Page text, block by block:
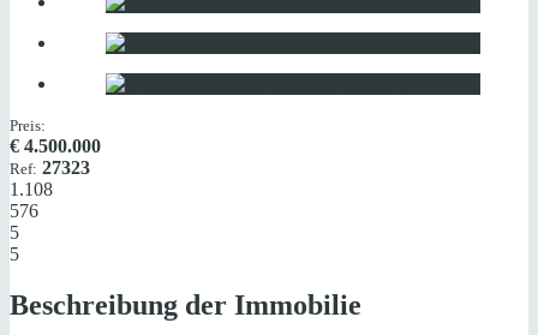
Preis:
€ 4.500.000
Ref: 27323
1.108
576
5
5
Beschreibung der Immobilie